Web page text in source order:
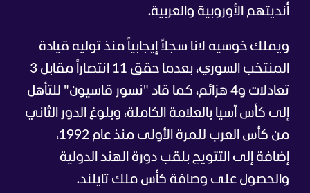
أنديتهم الأوروبية والعربية.
ويملك خوسيه لانا سجلاً إيجابياً منذ توليه قيادة
المنتخب السوري، بعدما حقق 11 انتصاراً مقابل 3
تعادلات و4 هزائم، كما قاد "نسور قاسيون" للتأهل
إلى كأس آسيا بالعلامة الكاملة، وبلوغ الدور الثاني
من كأس العرب للمرة الأولى منذ عام 1992،
إضافة إلى التتويج بلقب دورة الهند الدولية
والحصول على وصافة كأس ملك تايلند.